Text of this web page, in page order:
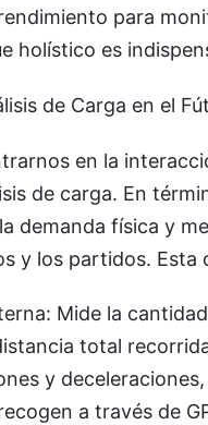
para
holístico es
de Carga en el
en la
de carga. En
demanda física y
y los partidos. Esta
Mide la
total
y
a través de